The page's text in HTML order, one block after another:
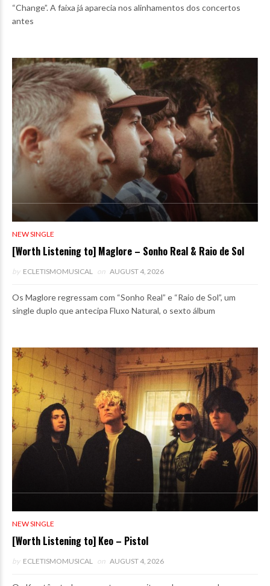
“Change”. A faixa já aparecia nos alinhamentos dos concertos
antes
NEW SINGLE
[Worth Listening to] Maglore – Sonho Real & Raio de Sol
by ECLETISMOMUSICAL on AUGUST 4, 2026
Os Maglore regressam com “Sonho Real” e “Raio de Sol”, um
single duplo que antecipa Fluxo Natural, o sexto álbum
NEW SINGLE
[Worth Listening to] Keo – Pistol
by ECLETISMOMUSICAL on AUGUST 4, 2026